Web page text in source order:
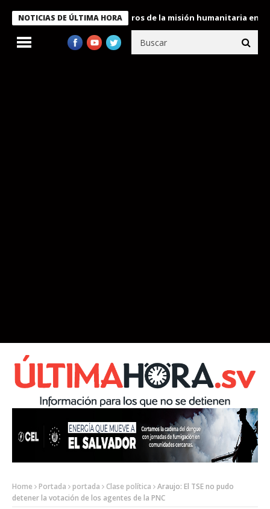
NOTICIAS DE ÚLTIMA HORA
Bukele condecora a miembros de la misión humanitaria enviada a
Home Portada portada Clase política
Araujo: El TSE no pudo
detener la votación de los agentes de la PNC